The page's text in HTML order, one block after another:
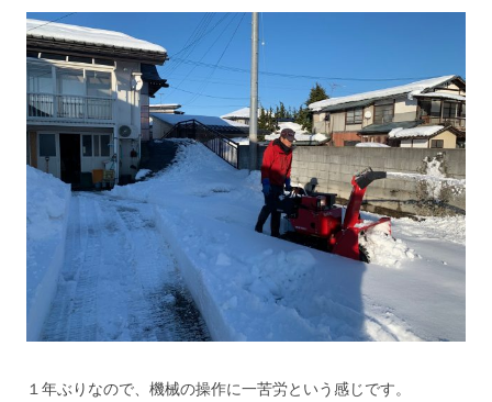
１年ぶりなので、機械の操作に一苦労という感じです。